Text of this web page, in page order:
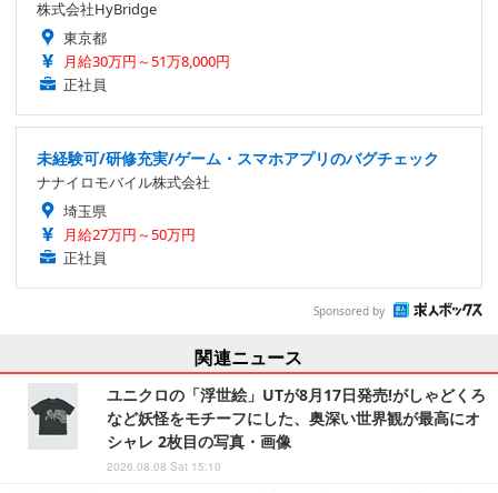
株式会社HyBridge
東京都
月給30万円～51万8,000円
正社員
未経験可/研修充実/ゲーム・スマホアプリのバグチェック
ナナイロモバイル株式会社
埼玉県
月給27万円～50万円
正社員
Sponsored by
関連ニュース
ユニクロの「浮世絵」UTが8月17日発売!がしゃどくろ
など妖怪をモチーフにした、奥深い世界観が最高にオ
シャレ 2枚目の写真・画像
2026.08.08 Sat 15:10